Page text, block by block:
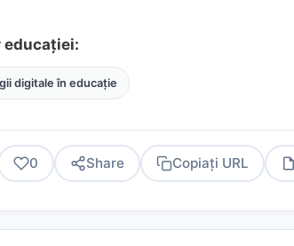
digitale în educație
0 Share Copiați URL